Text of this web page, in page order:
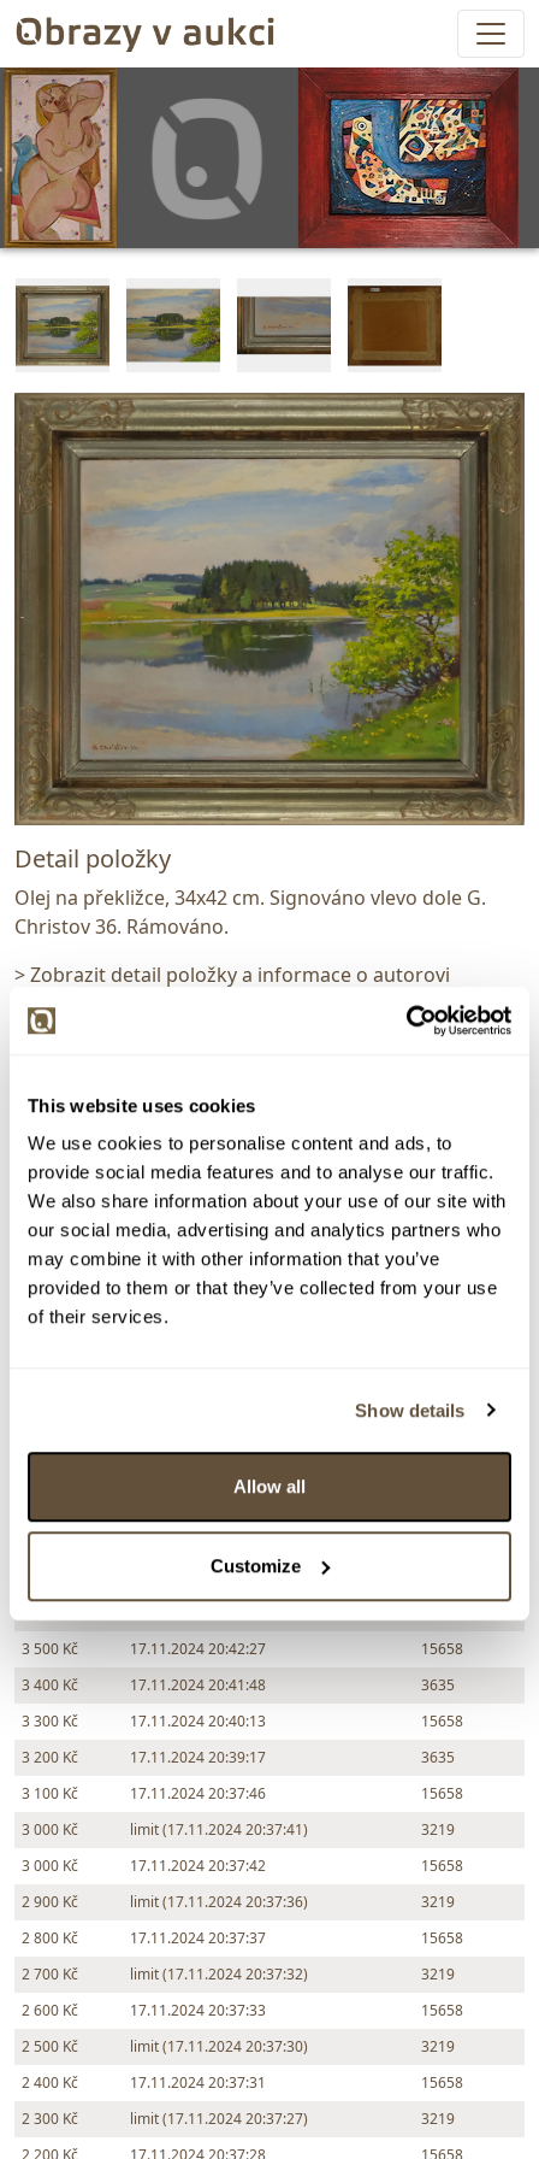
This website uses cookies
We use cookies to personalise content and ads, to
provide social media features and to analyse our traffic.
We also share information about your use of our site with
our social media, advertising and analytics partners who
may combine it with other information that you’ve
provided to them or that they’ve collected from your use
of their services.
Show details
Allow all
Customize
Detail položky
Olej na překližce, 34x42 cm. Signováno vlevo dole G.
Christov 36. Rámováno.
> Zobrazit detail položky a informace o autorovi
VYDRAŽENO
Georgi Christov
129127. U rybníku
Dražba ukončena:
17.11.2024 20:45:27
Vyvolávací cena:
1 000 Kč
vydraženo za:
Chcete prodat obraz od stejného autora?
> Zobrazit informaci jak prodat obraz v aukci
3 500 Kč
17.11.2024 20:42:27
15658
3 400 Kč
17.11.2024 20:41:48
3635
3 300 Kč
17.11.2024 20:40:13
15658
3 200 Kč
17.11.2024 20:39:17
3635
3 100 Kč
17.11.2024 20:37:46
15658
3 000 Kč
limit (17.11.2024 20:37:41)
3219
3 000 Kč
17.11.2024 20:37:42
15658
2 900 Kč
limit (17.11.2024 20:37:36)
3219
2 800 Kč
17.11.2024 20:37:37
15658
2 700 Kč
limit (17.11.2024 20:37:32)
3219
2 600 Kč
17.11.2024 20:37:33
15658
2 500 Kč
limit (17.11.2024 20:37:30)
3219
2 400 Kč
17.11.2024 20:37:31
15658
2 300 Kč
limit (17.11.2024 20:37:27)
3219